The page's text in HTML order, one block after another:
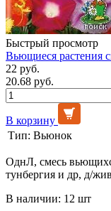
Быстрый просмотр
Вьющиеся растения
22 руб.
20.68 руб.
В корзину
Тип: Вьюнок
ОднЛ, смесь
тунбергия и др, д/
В наличии: 12 шт